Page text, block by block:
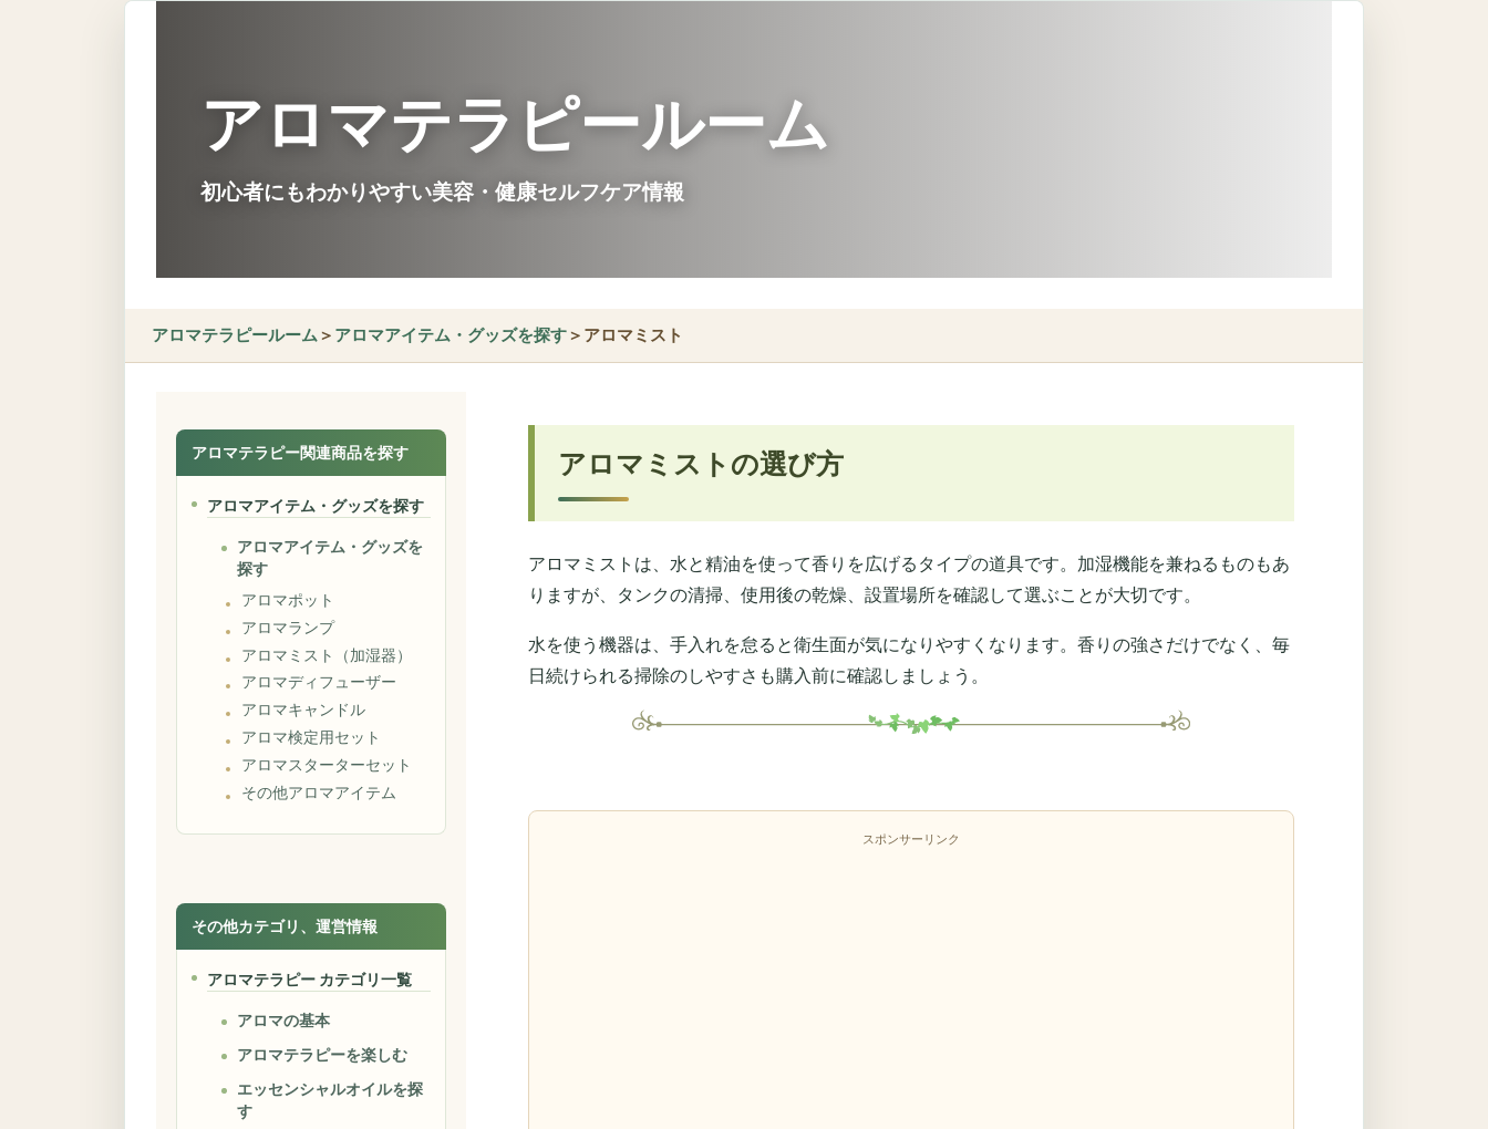
アロマテラピールーム
初心者にもわかりやすい美容・健康セルフケア情報
アロマテラピールーム＞ アロマアイテム・グッズを探す＞アロマミスト
アロマミストの選び方
アロマミストは、水と精油を使って香りを広げるタイプの道具です。加湿機能を兼ねるものもあ
りますが、タンクの清掃、使用後の乾燥、設置場所を確認して選ぶことが大切です。
水を使う機器は、手入れを怠ると衛生面が気になりやすくなります。香りの強さだけでなく、毎
日続けられる掃除のしやすさも購入前に確認しましょう。
スポンサーリンク
アロマテラピー関連商品を探す
アロマアイテム・グッズを探す
アロマアイテム・グッズを
探す
アロマポット
アロマランプ
アロマミスト（加湿器）
アロマディフューザー
アロマキャンドル
アロマ検定用セット
アロマスターターセット
その他アロマアイテム
その他カテゴリ、運営情報
アロマテラピー カテゴリ一覧
アロマの基本
アロマテラピーを楽しむ
エッセンシャルオイルを探
す